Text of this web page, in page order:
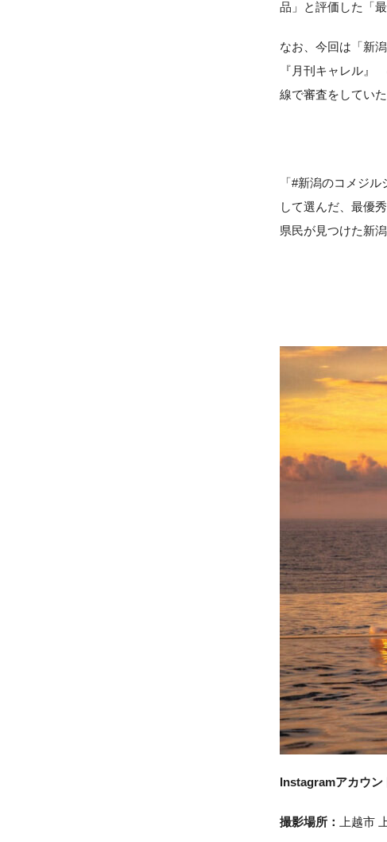
品」と評価した「
なお、今回は「新
『月刊キャレル』
線で審査をしていた
「#新潟のコメジ
して選んだ、最優
県民が見つけた新
Instagramアカウン
撮影場所： 上越市